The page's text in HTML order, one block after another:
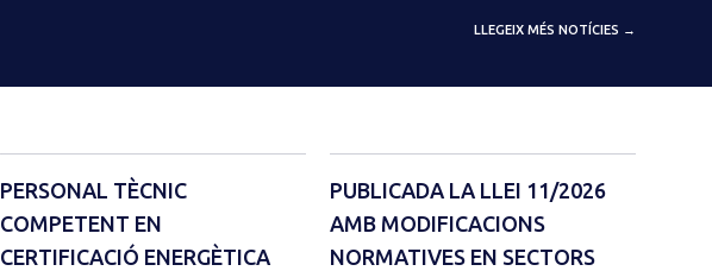
LLEGEIX MÉS NOTÍCIES →
PERSONAL TÈCNIC
COMPETENT EN
CERTIFICACIÓ ENERGÈTICA
PUBLICADA LA LLEI 11/2026
AMB MODIFICACIONS
NORMATIVES EN SECTORS